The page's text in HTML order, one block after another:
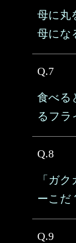
母に丸
母にな
Q.7
食べる
るフラ
Q.8
「ガ
ーこだ
Q.9